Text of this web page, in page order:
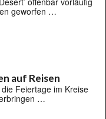
geworfen …
auf Reisen
Feiertage im Kreise
…